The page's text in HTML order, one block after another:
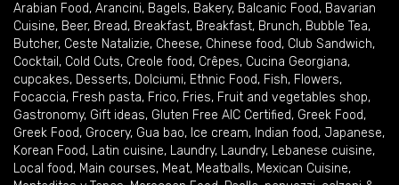
Arabian Food, Arancini, Bagels, Bakery, Balcanic Food, Bavarian
Cuisine, Beer, Bread, Breakfast, Breakfast, Brunch, Bubble Tea,
Butcher, Ceste Natalizie, Cheese, Chinese food, Club Sandwich,
Cocktail , Cold Cuts, Creole food, Crêpes, Cucina Georgiana,
cupcakes, Desserts, Dolciumi, Ethnic Food, Fish, Flowers,
Focaccia, Fresh pasta, Frico, Fries, Fruit and vegetables shop,
Gastronomy, Gift ideas, Gluten Free AIC Certified, Greek Food,
Greek Food, Grocery, Gua bao, Ice cream, Indian food, Japanese,
Korean Food, Latin cuisine, Laundry, Laundry, Lebanese cuisine,
Local food, Main courses, Meat, Meatballs, Mexican Cuisine,